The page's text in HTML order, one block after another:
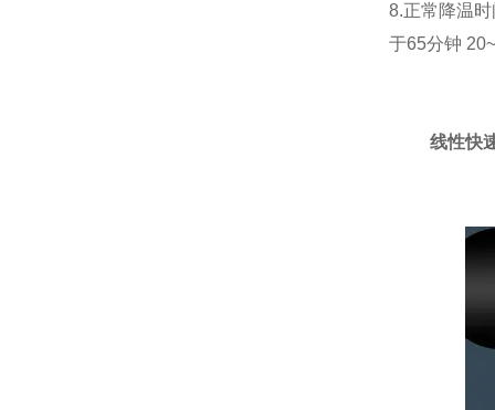
8.正常降温
于65分钟
线性快